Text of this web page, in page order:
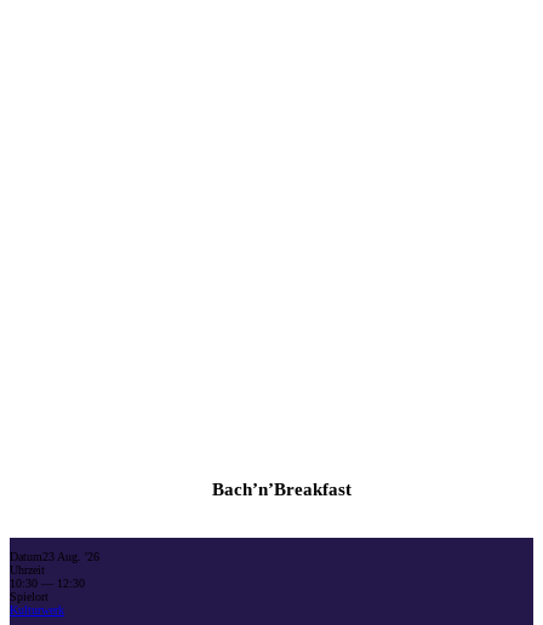
Bach’n’Breakfast
Datum23 Aug. '26
Uhrzeit
10:30 — 12:30
Spielort
Kulturwerk